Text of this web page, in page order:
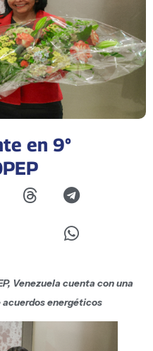
en 9°
Venezuela cuenta con una
energéticos